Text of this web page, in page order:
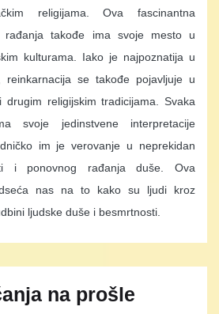
religijama. Ova fascinantna
rađanja takođe ima svoje mesto u
kulturama. Iako je najpoznatija u
reinkarnacija se takođe pojavljuje u
drugim religijskim tradicijama. Svaka
svoje jedinstvene interpretacije
im je verovanje u neprekidan
i ponovnog rađanja duše. Ova
nas na to kako su ljudi kroz
ljudske duše i besmrtnosti.
na prošle